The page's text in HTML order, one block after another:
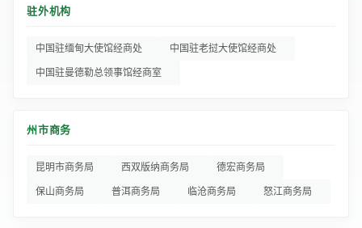
驻外机构
中国驻缅甸大使馆经商处 中国驻老挝大使馆经商处
中国驻曼德勒总领事馆经商室
州市商务
昆明市商务局 西双版纳商务局 德宏商务局
保山商务局 普洱商务局 临沧商务局 怒江商务局